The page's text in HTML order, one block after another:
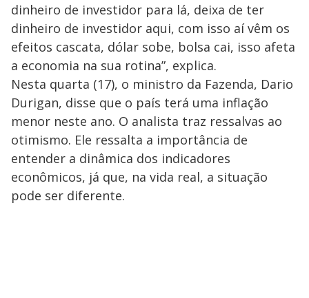
dinheiro de investidor para lá, deixa de ter
dinheiro de investidor aqui, com isso aí vêm os
efeitos cascata, dólar sobe, bolsa cai, isso afeta
a economia na sua rotina”, explica.
Nesta quarta (17), o ministro da Fazenda, Dario
Durigan, disse que o país terá uma inflação
menor neste ano. O analista traz ressalvas ao
otimismo. Ele ressalta a importância de
entender a dinâmica dos indicadores
econômicos, já que, na vida real, a situação
pode ser diferente.